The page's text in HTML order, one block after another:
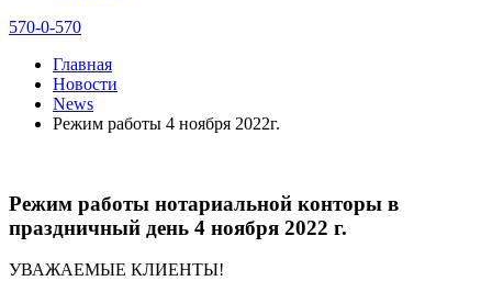
570-0-570
Главная
Новости
News
Режим работы 4 ноября 2022г.
Режим работы нотариальной конторы в
праздничный день 4 ноября 2022 г.
УВАЖАЕМЫЕ КЛИЕНТЫ!